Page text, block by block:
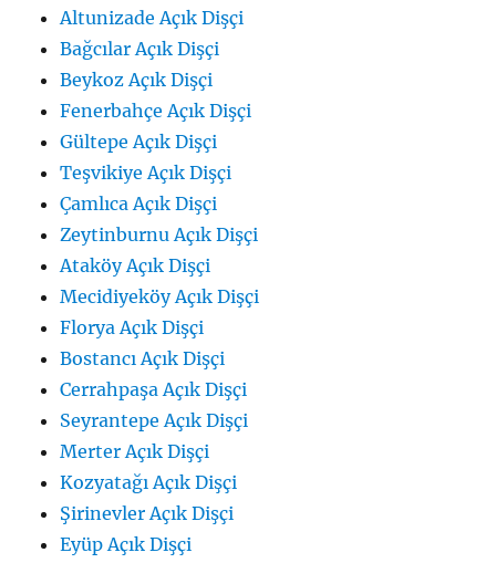
Altunizade Açık Dişçi
Bağcılar Açık Dişçi
Beykoz Açık Dişçi
Fenerbahçe Açık Dişçi
Gültepe Açık Dişçi
Teşvikiye Açık Dişçi
Çamlıca Açık Dişçi
Zeytinburnu Açık Dişçi
Ataköy Açık Dişçi
Mecidiyeköy Açık Dişçi
Florya Açık Dişçi
Bostancı Açık Dişçi
Cerrahpaşa Açık Dişçi
Seyrantepe Açık Dişçi
Merter Açık Dişçi
Kozyatağı Açık Dişçi
Şirinevler Açık Dişçi
Eyüp Açık Dişçi